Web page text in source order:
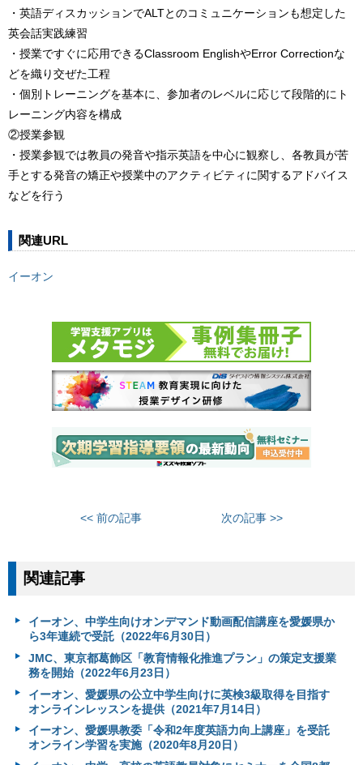
・英語ディスカッションでALTとのコミュニケーションも想定した
英会話実践練習
・授業ですぐに応用できるClassroom EnglishやError Correctionな
どを織り交ぜた工程
・個別トレーニングを基本に、参加者のレベルに応じて段階的にト
レーニング内容を構成
②授業参観
・授業参観では教員の発音や指示英語を中心に観察し、各教員が苦
手とする発音の矯正や授業中のアクティビティに関するアドバイス
などを行う
関連URL
イーオン
<< 前の記事 次の記事 >>
関連記事
イーオン、中学生向けオンデマンド動画配信講座を愛媛県か
ら3年連続で受託（2022年6月30日）
JMC、東京都葛飾区「教育情報化推進プラン」の策定支援業
務を開始（2022年6月23日）
イーオン、愛媛県の公立中学生向けに英検3級取得を目指す
オンラインレッスンを提供（2021年7月14日）
イーオン、愛媛県教委「令和2年度英語力向上講座」を受託
オンライン学習を実施（2020年8月20日）